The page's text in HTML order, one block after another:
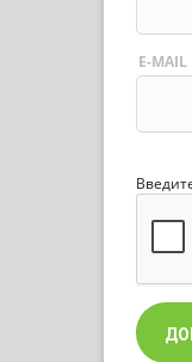
E-MAIL